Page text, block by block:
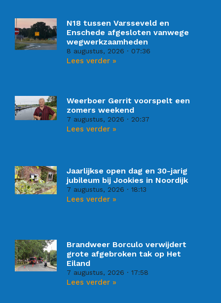
N18 tussen Varsseveld en
Enschede afgesloten vanwege
wegwerkzaamheden
8 augustus, 2026 07:36
Lees verder »
Weerboer Gerrit voorspelt een
zomers weekend
7 augustus, 2026 20:37
Lees verder »
Jaarlijkse open dag en 30-jarig
jubileum bij Jookies in Noordijk
7 augustus, 2026 18:13
Lees verder »
Brandweer Borculo verwijdert
grote afgebroken tak op Het
Eiland
7 augustus, 2026 17:58
Lees verder »